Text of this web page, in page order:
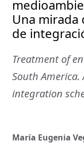
Una mirada
de
Treatment of
South
integration
María Eugenia